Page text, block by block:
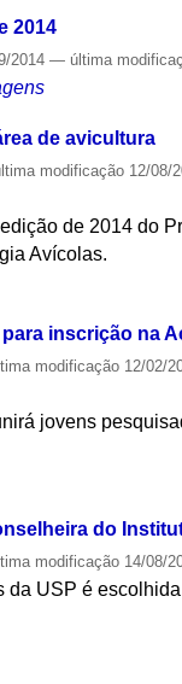
2014
2014— última
de avicultura
modificação 12/08/
de 2014 do
Avícolas.
inscrição na
modificação 12/02/
jovens
do
modificação 14/08/
USP é